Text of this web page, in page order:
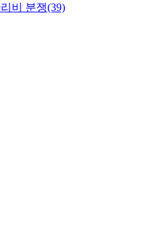
비 분쟁(39)